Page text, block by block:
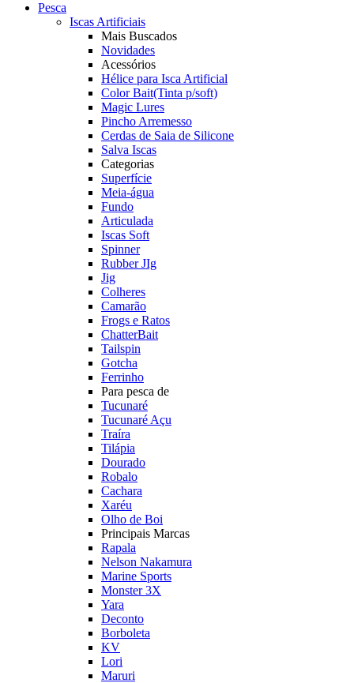
Pesca
Iscas Artificiais
Mais Buscados
Novidades
Acessórios
Hélice para Isca Artificial
Color Bait(Tinta p/soft)
Magic Lures
Pincho Arremesso
Cerdas de Saia de Silicone
Salva Iscas
Categorias
Superfície
Meia-água
Fundo
Articulada
Iscas Soft
Spinner
Rubber JIg
Jig
Colheres
Camarão
Frogs e Ratos
ChatterBait
Tailspin
Gotcha
Ferrinho
Para pesca de
Tucunaré
Tucunaré Açu
Traíra
Tilápia
Dourado
Robalo
Cachara
Xaréu
Olho de Boi
Principais Marcas
Rapala
Nelson Nakamura
Marine Sports
Monster 3X
Yara
Deconto
Borboleta
KV
Lori
Maruri